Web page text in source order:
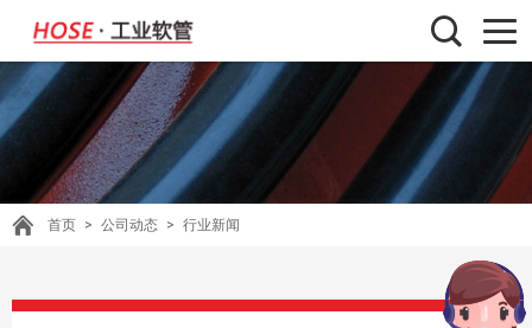
首页 > 公司动态 > 行业新闻